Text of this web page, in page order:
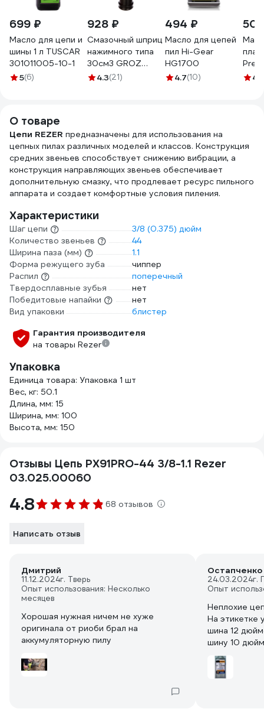
699 ₽
Масло для цепи и
шины 1 л TUSCAR
301011005-10-1
5(6)
928 ₽
Смазочный шприц
нажимного типа
30см3 GROZ
GR43100 - G6P
4.3(21)
494 ₽
Масло для цепей
пил Hi-Gear
HG1700
4.7(10) 4.2
О товаре
Цепи REZER предназначены для использования на
цепных пилах различных моделей и классов. Конструкция
средних звеньев способствует снижению вибрации, а
конструкция направляющих звеньев обеспечивает
дополнительную смазку, что продлевает ресурс пильного
аппарата и создает комфортные условия пиления.
Характеристики
Шаг цепи
3/8 (0.375) дюйм
Количество звеньев
44
Ширина паза (мм)
1.1
Форма режущего зуба
чиппер
Распил
поперечный
Твердосплавные зубья
нет
Победитовые напайки
нет
Вид упаковки
блистер
Гарантия производителя
на товары Rezer
Упаковка
Единица товара: Упаковка 1 шт
Вес, кг: 50.1
Длина, мм: 15
Ширина, мм: 100
Высота, мм: 150
Отзывы Цепь PX91PRO-44 3/8-1.1 Rezer
03.025.00060
4.8 68 отзывов
Написать отзыв
Дмитрий
11.12.2024г. Тверь
Опыт использования: Несколько
месяцев
Хорошая нужная ничем не хуже
оригинала от риоби брал на
аккумуляторную пилу
Остапченко
24.03.2024г.
Опыт
Неплохие
На этикетке
шина 12
шину 10
к
20пца.